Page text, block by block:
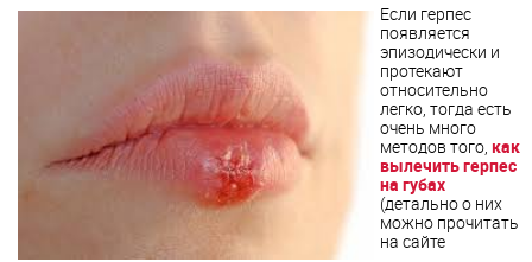
Если герпес
появляется
эпизодически и
протекают
относительно
легко, тогда есть
очень много
методов того, как
вылечить герпес
на губах
(детально о них
можно прочитать
на сайте